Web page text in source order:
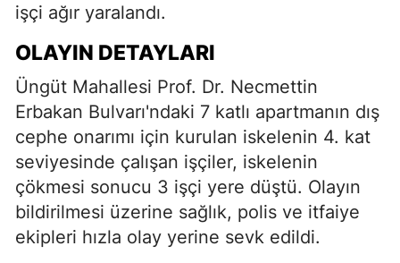
işçi ağır yaralandı.
OLAYIN DETAYLARI
Üngüt Mahallesi Prof. Dr. Necmettin
Erbakan Bulvarı'ndaki 7 katlı apartmanın dış
cephe onarımı için kurulan iskelenin 4. kat
seviyesinde çalışan işçiler, iskelenin
çökmesi sonucu 3 işçi yere düştü. Olayın
bildirilmesi üzerine sağlık, polis ve itfaiye
ekipleri hızla olay yerine sevk edildi.